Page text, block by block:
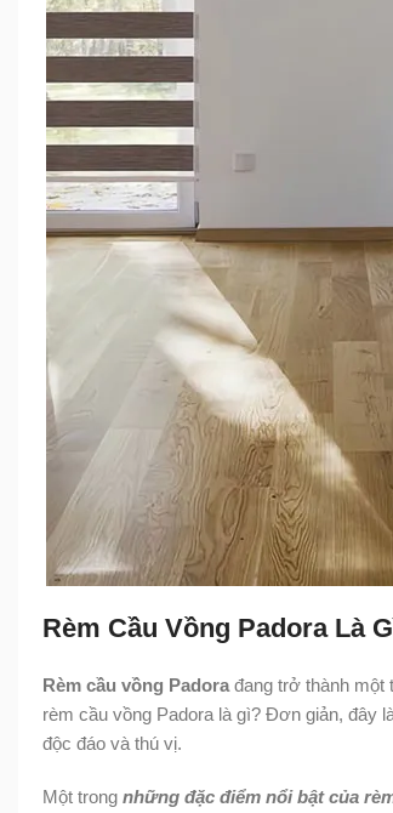
Rèm Cầu Vồng Padora Là
Rèm cầu vồng Padora đang trở thành một
rèm cầu vồng Padora là gì? Đơn giản, đây
độc đáo và thú vị.
Một trong những đặc điểm nổi bật của